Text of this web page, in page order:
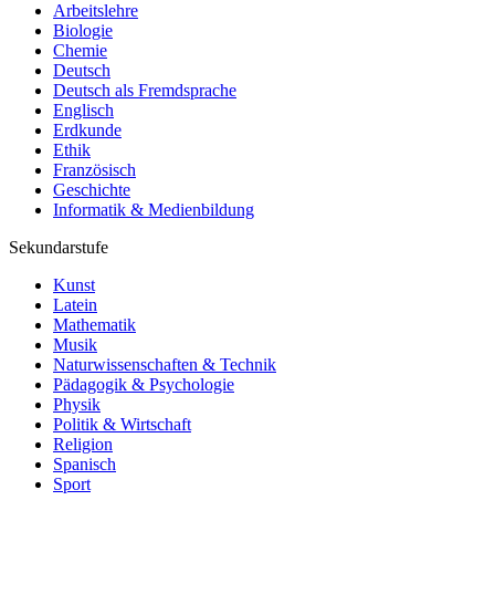
Arbeitslehre
Biologie
Chemie
Deutsch
Deutsch als Fremdsprache
Englisch
Erdkunde
Ethik
Französisch
Geschichte
Informatik & Medienbildung
Sekundarstufe
Kunst
Latein
Mathematik
Musik
Naturwissenschaften & Technik
Pädagogik & Psychologie
Physik
Politik & Wirtschaft
Religion
Spanisch
Sport